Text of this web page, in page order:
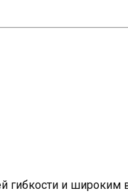
гибкости и широким